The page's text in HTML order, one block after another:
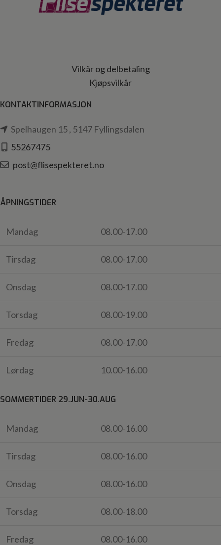
Vilkår og delbetaling
Kjøpsvilkår
KONTAKTINFORMASJON
Spelhaugen 15 , 5147 Fyllingsdalen
55267475
post@flisespekteret.no
ÅPNINGSTIDER
Mandag 08.00-17.00
Tirsdag 08.00-17.00
Onsdag 08.00-17.00
Torsdag 08.00-19.00
Fredag 08.00-17.00
Lørdag 10.00-16.00
SOMMERTIDER 29.JUN-30.AUG
Mandag 08.00-16.00
Tirsdag 08.00-16.00
Onsdag 08.00-16.00
Torsdag 08.00-18.00
Fredag 08.00-16.00